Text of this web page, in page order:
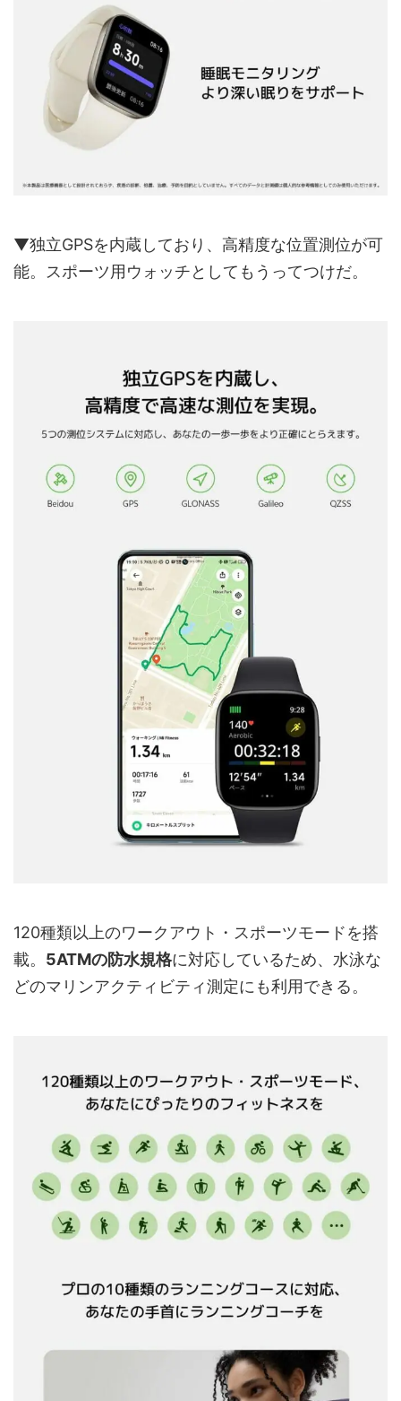
▼独立GPSを内蔵しており、高精度な位置測位が可
能。スポーツ用ウォッチとしてもうってつけだ。
120種類以上のワークアウト・スポーツモードを搭
載。 5ATMの防水規格に対応しているため、水泳な
どのマリンアクティビティ測定にも利用できる。